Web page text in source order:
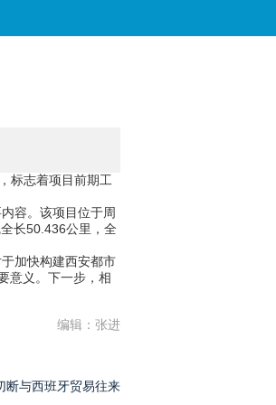
标志着项目前期工
容。该项目位于周
长50.436公里，全
加快构建西安都市
意义。下一步，相
编辑：张进
断与西班牙贸易往来